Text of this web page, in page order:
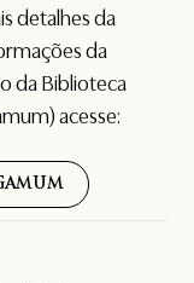
detalhes da
da
da Biblioteca
acesse: